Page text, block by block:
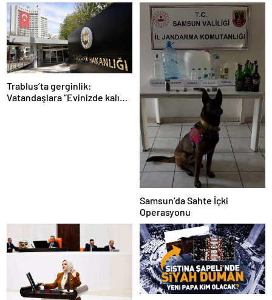
Trablus’ta gerginlik:
Vatandaşlara “Evinizde kalın”
Samsun’da Sahte İçki
Operasyonu